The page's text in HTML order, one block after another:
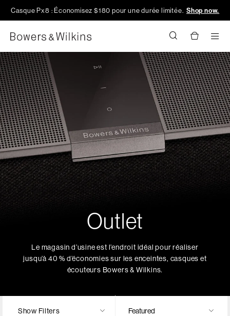
Casque Px8 : Économisez $180 pour une durée limitée. Shop now.
Outlet
Le magasin d’usine est l’endroit idéal pour réaliser
jusqu’à 40 % d’économies sur les enceintes, casques et
écouteurs Bowers & Wilkins.
Show Filters